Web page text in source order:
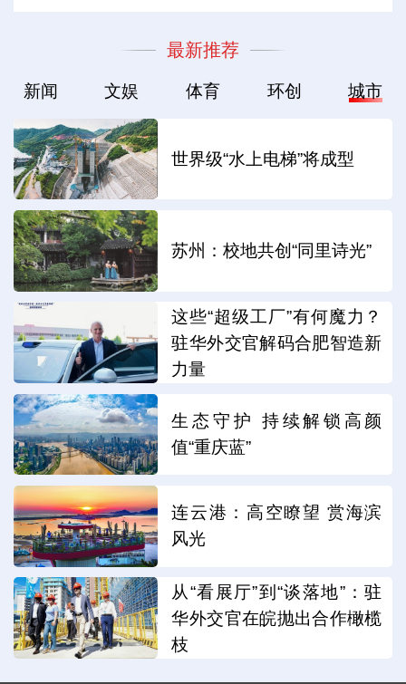
最新推荐
新闻 文娱 体育 环创 城市
世界级“水上电梯”将成型
苏州：校地共创“同里诗光”
这些“超级工厂”有何魔力？
驻华外交官解码合肥智造新
力量
生态守护 持续解锁高颜
值“重庆蓝”
连云港：高空瞭望 赏海滨
风光
从“看展厅”到“谈落地”：驻
华外交官在皖抛出合作橄榄
枝